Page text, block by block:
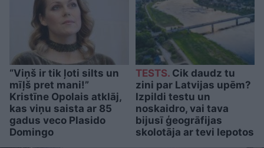
“Viņš ir tik ļoti silts un
mīļš pret mani!”
Kristīne Opolais atklāj,
kas viņu saista ar 85
gadus veco Plasido
Domingo
TESTS.Cik daudz tu
zini par Latvijas upēm?
Izpildi testu un
noskaidro, vai tava
bijusī ģeogrāfijas
skolotāja ar tevi lepotos